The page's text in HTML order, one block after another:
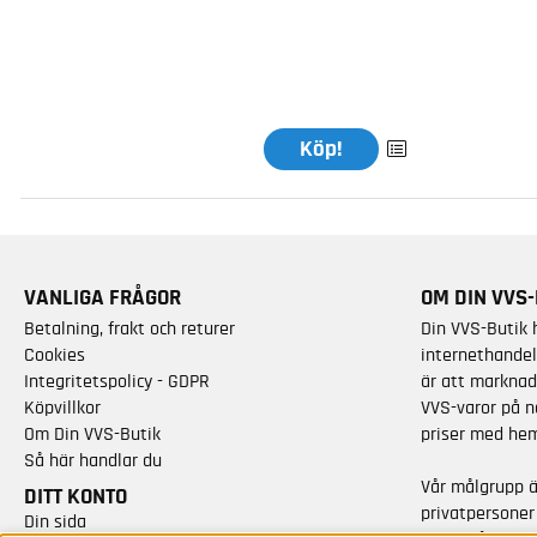
Köp!
VANLIGA FRÅGOR
Betalning, frakt och returer
Cookies
Integritetspolicy - GDPR
Köpvillkor
Om Din VVS-Butik
Så här handlar du
DITT KONTO
Din sida
OM DIN
Din VVS-
är att
VVS-varor på
priser med
Vår målgrupp